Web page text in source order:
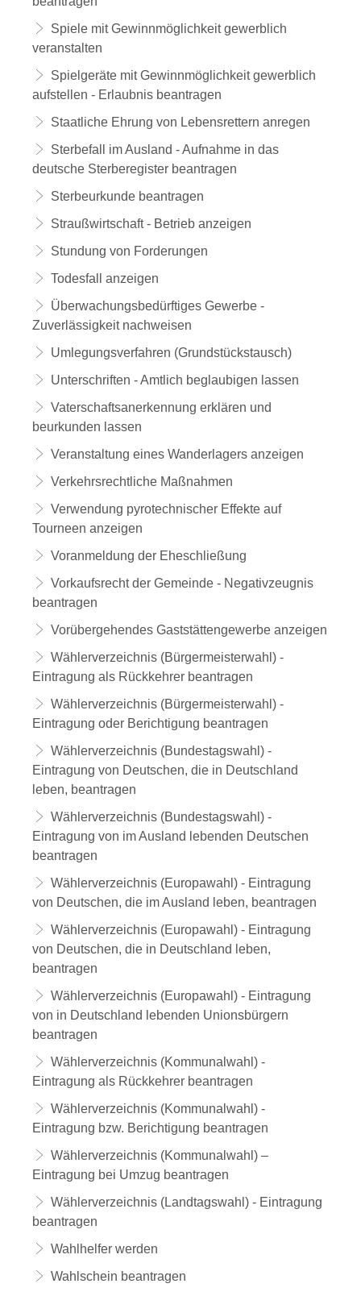
Spiele mit Gewinnmöglichkeit gewerblich
veranstalten
Spielgeräte mit Gewinnmöglichkeit gewerblich
aufstellen - Erlaubnis beantragen
Staatliche Ehrung von Lebensrettern anregen
Sterbefall im Ausland - Aufnahme in das
deutsche Sterberegister beantragen
Sterbeurkunde beantragen
Straußwirtschaft - Betrieb anzeigen
Stundung von Forderungen
Todesfall anzeigen
Überwachungsbedürftiges Gewerbe -
Zuverlässigkeit nachweisen
Umlegungsverfahren (Grundstückstausch)
Unterschriften - Amtlich beglaubigen lassen
Vaterschaftsanerkennung erklären und
beurkunden lassen
Veranstaltung eines Wanderlagers anzeigen
Verkehrsrechtliche Maßnahmen
Verwendung pyrotechnischer Effekte auf
Tourneen anzeigen
Voranmeldung der Eheschließung
Vorkaufsrecht der Gemeinde - Negativzeugnis
beantragen
Vorübergehendes Gaststättengewerbe anzeigen
Wählerverzeichnis (Bürgermeisterwahl) -
Eintragung als Rückkehrer beantragen
Wählerverzeichnis (Bürgermeisterwahl) -
Eintragung oder Berichtigung beantragen
Wählerverzeichnis (Bundestagswahl) -
Eintragung von Deutschen, die in Deutschland
leben, beantragen
Wählerverzeichnis (Bundestagswahl) -
Eintragung von im Ausland lebenden Deutschen
beantragen
Wählerverzeichnis (Europawahl) - Eintragung
von Deutschen, die im Ausland leben, beantragen
Wählerverzeichnis (Europawahl) - Eintragung
von Deutschen, die in Deutschland leben,
beantragen
Wählerverzeichnis (Europawahl) - Eintragung
von in Deutschland lebenden Unionsbürgern
beantragen
Wählerverzeichnis (Kommunalwahl) -
Eintragung als Rückkehrer beantragen
Wählerverzeichnis (Kommunalwahl) -
Eintragung bzw. Berichtigung beantragen
Wählerverzeichnis (Kommunalwahl) –
Eintragung bei Umzug beantragen
Wählerverzeichnis (Landtagswahl) - Eintragung
beantragen
Wahlhelfer werden
Wahlschein beantragen